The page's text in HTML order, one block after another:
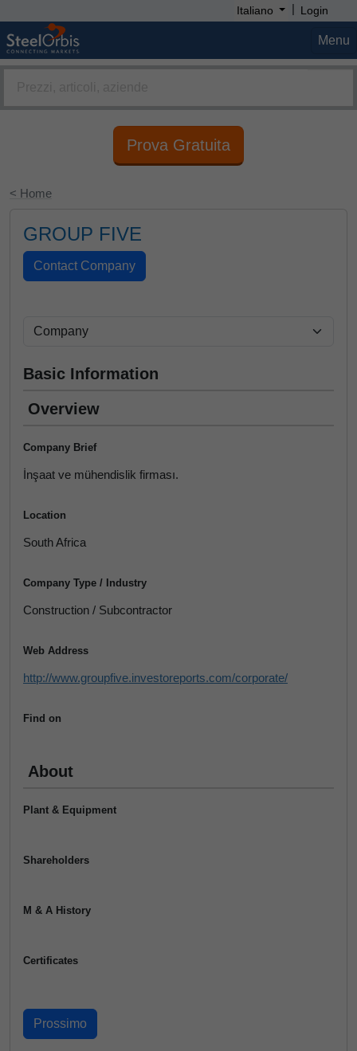
Italiano | Login
Menu
Prova Gratuita
< Home
GROUP FIVE
Basic Information
Overview
Company Brief
İnşaat ve mühendislik firması.
Location
South Africa
Company Type / Industry
Construction / Subcontractor
Web Address
http://www.groupfive.investoreports.com/corporate/
Find on
About
Plant & Equipment
Shareholders
M & A History
Certificates